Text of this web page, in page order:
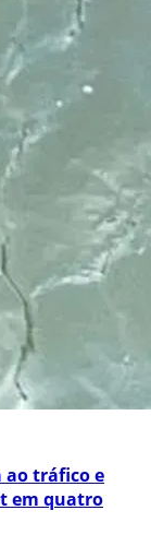
ao tráfico e
em quatro